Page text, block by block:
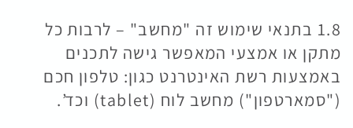
1.8 בתנאי שימוש זה "מחשב" – לרבות כל
מתקן או אמצעי המאפשר גישה לתכנים
באמצעות רשת האינטרנט כגון: טלפון חכם
("סמארטפון") מחשב לוח (tablet) וכד’.